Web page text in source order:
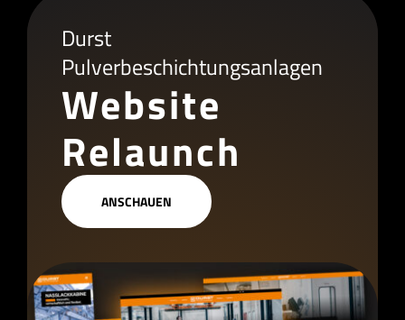
Durst
Pulverbeschichtungsanlagen
Website
Relaunch
ANSCHAUEN